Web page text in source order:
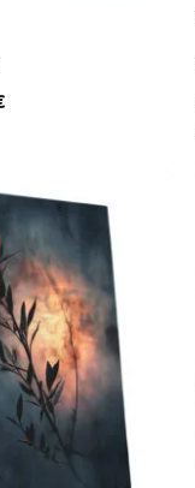
až
149,88 €